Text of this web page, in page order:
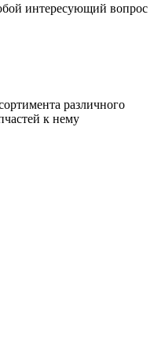
интересующий вопрос
различного
к нему